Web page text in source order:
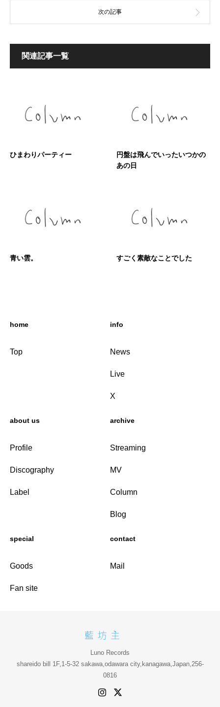
関連記事一覧
ひまわりパーティー
円盤は飛んでいったいつかの
あの日
青い雲。 すごく素敵なことでした
home
Top
info
News
Live
X
about us
Profile
Discography
Label
archive
Streaming
MV
Column
Blog
special
Goods
Fan site
contact
Mail
Luno Records
shareido bill 1F,1-5-32 sakawa,odawara city,kanagawa,Japan,256-
0816